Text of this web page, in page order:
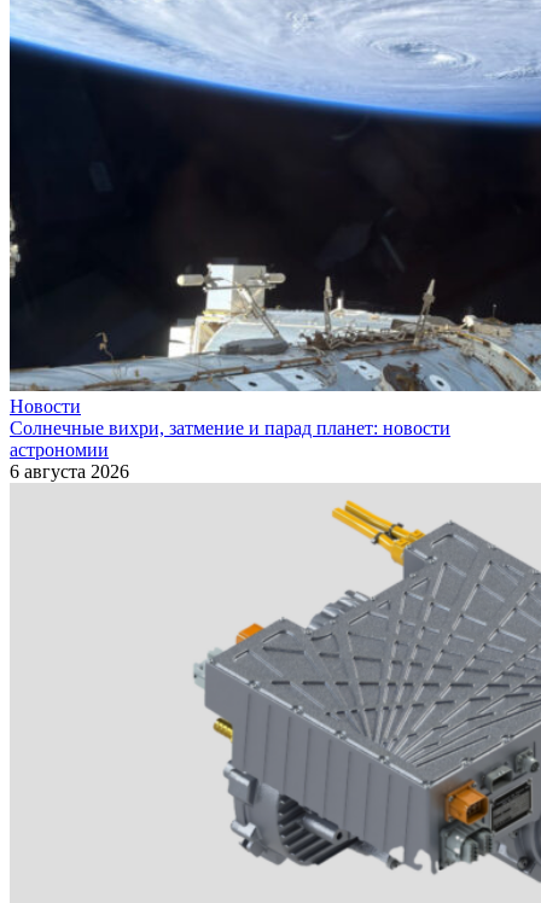
Новости
Солнечные вихри, затмение и парад планет: новости
астрономии
6 августа 2026